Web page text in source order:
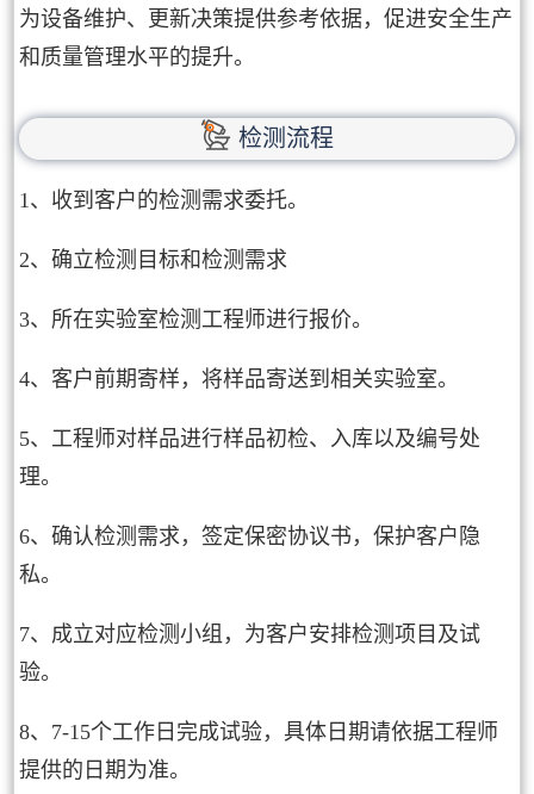
为设备维护、更新决策提供参考依据，促进安全生产
和质量管理水平的提升。
检测流程
1、收到客户的检测需求委托。
2、确立检测目标和检测需求
3、所在实验室检测工程师进行报价。
4、客户前期寄样，将样品寄送到相关实验室。
5、工程师对样品进行样品初检、入库以及编号处
理。
6、确认检测需求，签定保密协议书，保护客户隐
私。
7、成立对应检测小组，为客户安排检测项目及试
验。
8、7-15个工作日完成试验，具体日期请依据工程师
提供的日期为准。